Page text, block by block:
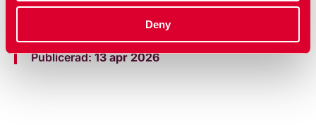
Deny
Publicerad:13 apr 2026